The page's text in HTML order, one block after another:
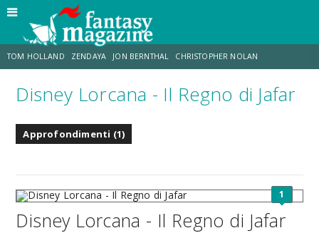
TOM HOLLAND ZENDAYA JON BERNTHAL CHRISTOPHER NOLAN
STRANIMONDI LUCCA COMICS & GAMES ODISSEA MARK RUFFALO
Disney Lorcana - Il Regno di Jafar
Approfondimenti (1)
1
Disney Lorcana - Il Regno di Jafar